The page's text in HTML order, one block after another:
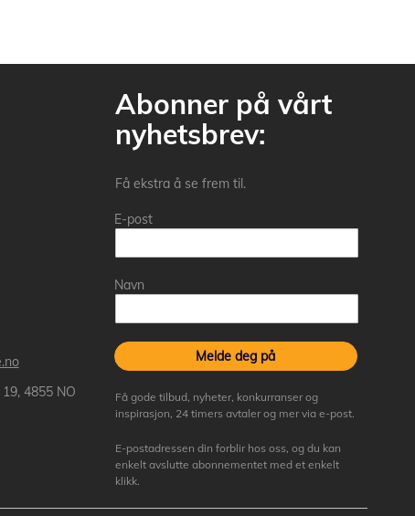
4855 NO
Abonner på vårt
nyhetsbrev:
Få ekstra å se frem til.
E-post
Navn
Melde deg på
Få gode tilbud, nyheter, konkurranser og
inspirasjon, 24 timers avtaler og mer via e-post.
E-postadressen din forblir hos oss, og du kan
enkelt avslutte abonnementet med et enkelt
klikk.